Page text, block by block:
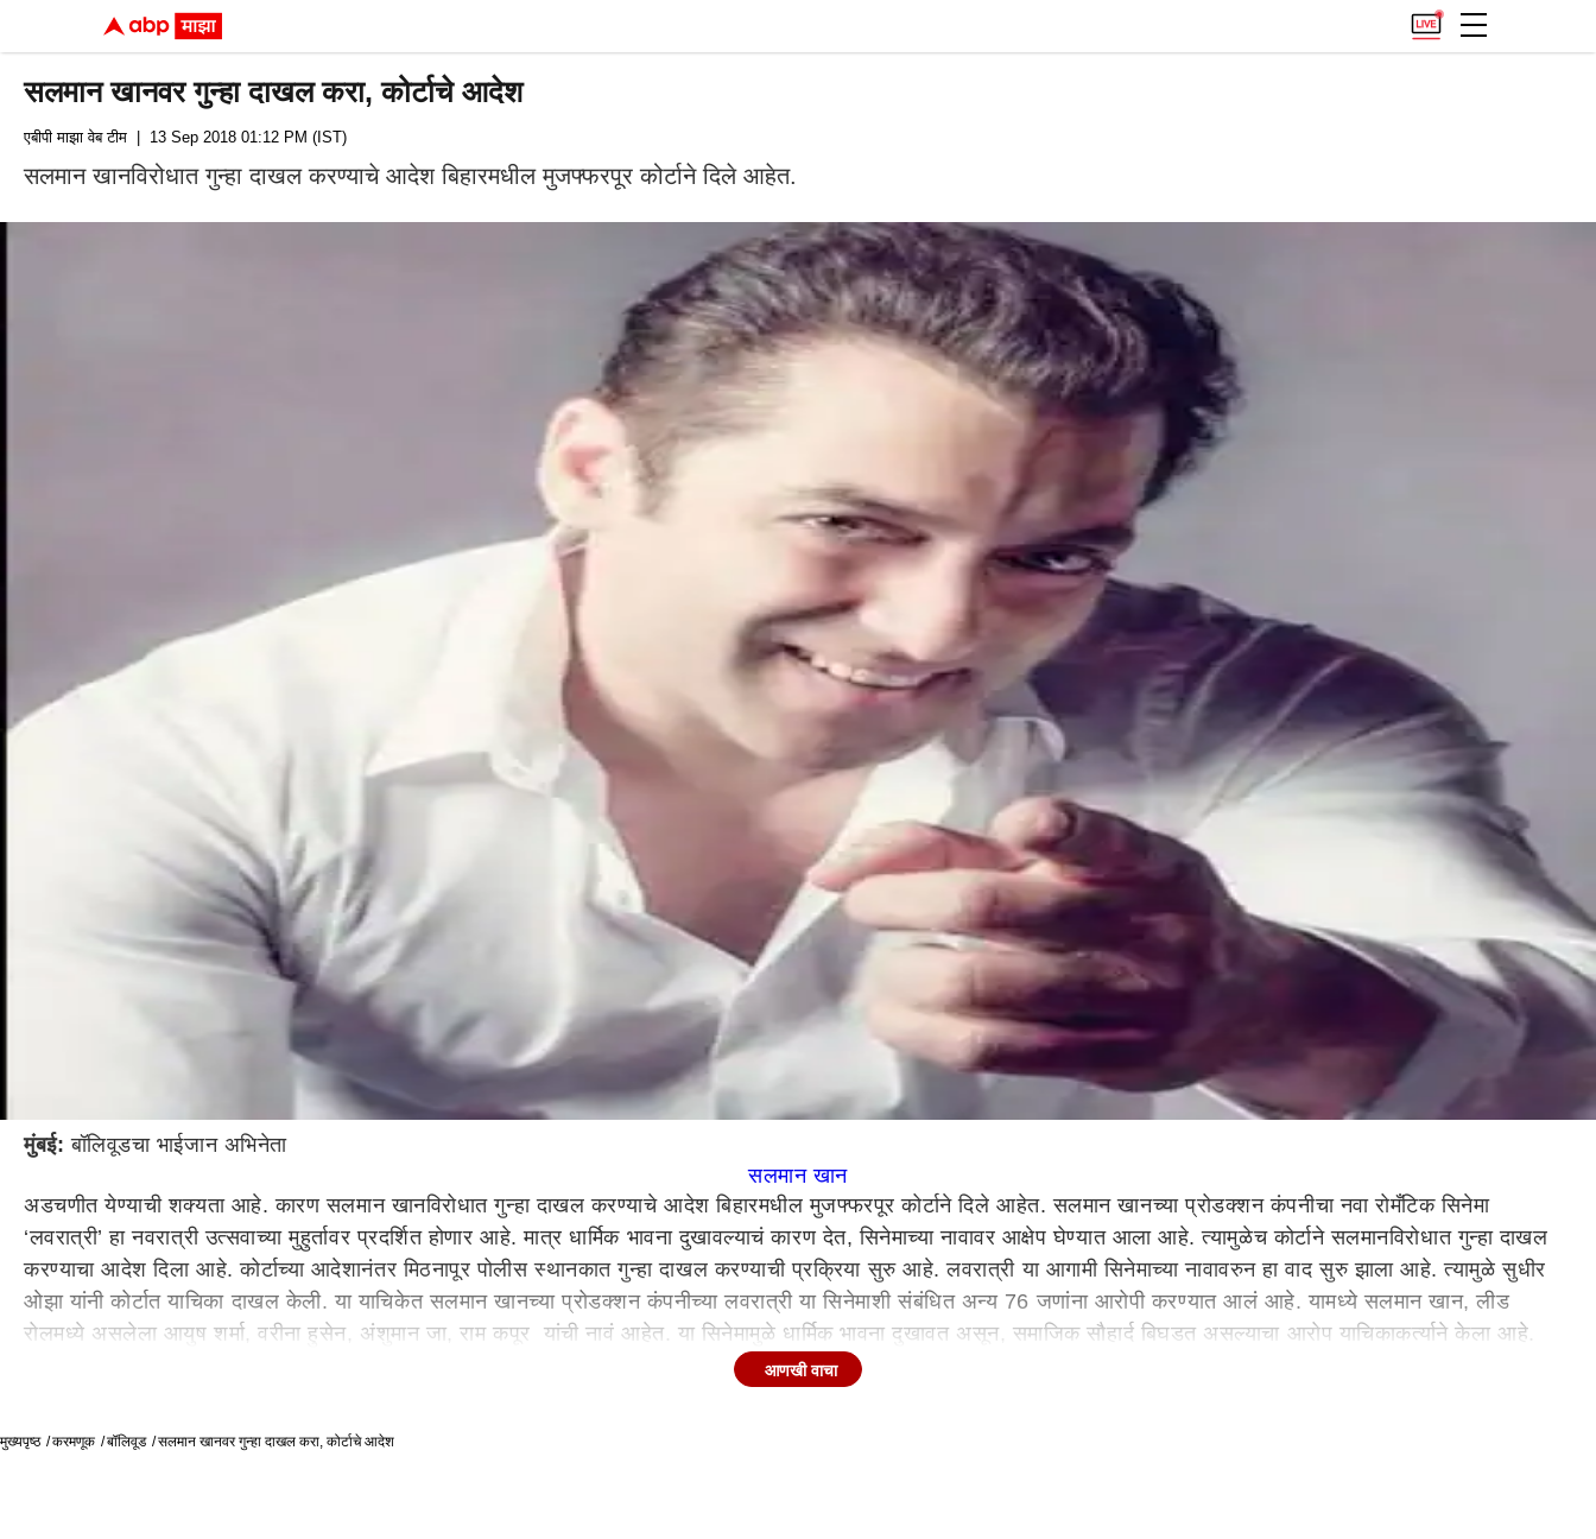
सलमान खानवर गुन्हा दाखल करा, कोर्टाचे आदेश
एबीपी माझा वेब टीम | 13 Sep 2018 01:12 PM (IST)
सलमान खानविरोधात गुन्हा दाखल करण्याचे आदेश बिहारमधील मुजफ्फरपूर कोर्टाने दिले आहेत.
मुंबई: बॉलिवूडचा भाईजान अभिनेता
सलमान खान
अडचणीत येण्याची शक्यता आहे. कारण सलमान खानविरोधात गुन्हा दाखल करण्याचे आदेश बिहारमधील मुजफ्फरपूर कोर्टाने दिले आहेत. सलमान खानच्या प्रोडक्शन कंपनीचा नवा रोमँटिक सिनेमा
‘लवरात्री’ हा नवरात्री उत्सवाच्या मुहुर्तावर प्रदर्शित होणार आहे. मात्र धार्मिक भावना दुखावल्याचं कारण देत, सिनेमाच्या नावावर आक्षेप घेण्यात आला आहे. त्यामुळेच कोर्टाने सलमानविरोधात गुन्हा दाखल
करण्याचा आदेश दिला आहे. कोर्टाच्या आदेशानंतर मिठनापूर पोलीस स्थानकात गुन्हा दाखल करण्याची प्रक्रिया सुरु आहे. लवरात्री या आगामी सिनेमाच्या नावावरुन हा वाद सुरु झाला आहे. त्यामुळे सुधीर
ओझा यांनी कोर्टात याचिका दाखल केली. या याचिकेत सलमान खानच्या प्रोडक्शन कंपनीच्या लवरात्री या सिनेमाशी संबंधित अन्य 76 जणांना आरोपी करण्यात आलं आहे. यामध्ये सलमान खान, लीड
रोलमध्ये असलेला आयुष शर्मा, वरीना हुसेन, अंशुमान जा, राम कपूर यांची नावं आहेत. या सिनेमामुळे धार्मिक भावना दुखावत असून, समाजिक सौहार्द बिघडत असल्याचा आरोप याचिकाकर्त्याने केला आहे.
दरम्यान, लवस्टोरी या सिनेमात गुजरातमधील एक प्रेमकहाणी दाखवण्यात आली आहे. नवरात्रीच्या काळात आयुष शर्मा आणि वरीना हुसेन यांची प्रेमकहाणी बहरत जात असल्याचं या सिनेमात दाखवलं आहे.
आणखी वाचा
मुख्यपृष्ठ करमणूक बॉलिवूड सलमान खानवर गुन्हा दाखल करा, कोर्टाचे आदेश